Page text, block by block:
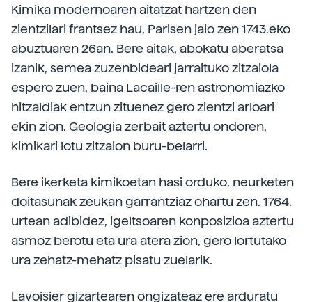
Kimika modernoaren aitatzat hartzen den
zientzilari frantsez hau, Parisen jaio zen 1743.eko
abuztuaren 26an. Bere aitak, abokatu aberatsa
izanik, semea zuzenbideari jarraituko zitzaiola
espero zuen, baina Lacaille-ren astronomiazko
hitzaldiak entzun zituenez gero zientzi arloari
ekin zion. Geologia zerbait aztertu ondoren,
kimikari lotu zitzaion buru-belarri.
Bere ikerketa kimikoetan hasi orduko, neurketen
doitasunak zeukan garrantziaz ohartu zen. 1764.
urtean adibidez, igeltsoaren konposizioa aztertu
asmoz berotu eta ura atera zion, gero lortutako
ura zehatz-mehatz pisatu zuelarik.
Lavoisier gizartearen ongizateaz ere arduratu